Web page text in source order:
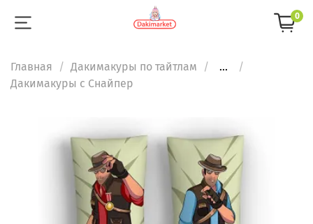
0
Главная Дакимакуры по тайтлам
...
Дакимакуры с Снайпер